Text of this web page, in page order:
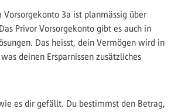
3a ist planmässig über
Privor Vorsorgekonto gibt es auch in
Das heisst, dein Vermögen wird in
deinen Ersparnissen zusätzliches
es dir gefällt. Du bestimmst den Betrag,